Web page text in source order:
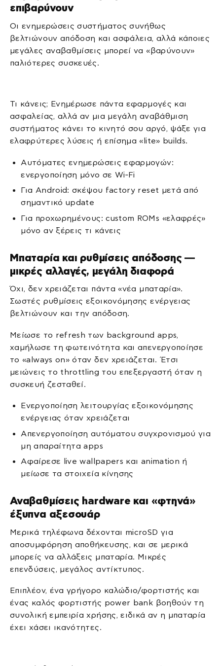
επιβαρύνουν
Οι ενημερώσεις συστήματος συνήθως
βελτιώνουν απόδοση και ασφάλεια, αλλά κάποιες
μεγάλες αναβαθμίσεις μπορεί να «βαρύνουν»
παλιότερες συσκευές.
Τι κάνεις; Ενημέρωσε πάντα εφαρμογές και
ασφαλείας, αλλά αν μια μεγάλη αναβάθμιση
συστήματος κάνει το κινητό σου αργό, ψάξε για
ελαφρύτερες λύσεις ή επίσημα «lite» builds.
Αυτόματες ενημερώσεις εφαρμογών:
ενεργοποίηση μόνο σε Wi‑Fi
Για Android: σκέψου factory reset μετά από
σημαντικό update
Για προχωρημένους: custom ROMs «ελαφρές»
μόνο αν ξέρεις τι κάνεις
Μπαταρία και ρυθμίσεις απόδοσης —
μικρές αλλαγές, μεγάλη διαφορά
Όχι, δεν χρειάζεται πάντα «νέα μπαταρία».
Σωστές ρυθμίσεις εξοικονόμησης ενέργειας
βελτιώνουν και την απόδοση.
Μείωσε το refresh των background apps,
χαμήλωσε τη φωτεινότητα και απενεργοποίησε
το «always on» όταν δεν χρειάζεται. Έτσι
μειώνεις το throttling του επεξεργαστή όταν η
συσκευή ζεσταθεί.
Ενεργοποίηση λειτουργίας εξοικονόμησης
ενέργειας όταν χρειάζεται
Απενεργοποίηση αυτόματου συγχρονισμού για
μη απαραίτητα apps
Αφαίρεσε live wallpapers και animation ή
μείωσε τα στοιχεία κίνησης
Αναβαθμίσεις hardware και «φτηνά»
έξυπνα αξεσουάρ
Μερικά τηλέφωνα δέχονται microSD για
αποσυμφόρηση αποθήκευσης, και σε μερικά
μπορείς να αλλάξεις μπαταρία. Μικρές
επενδύσεις, μεγάλος αντίκτυπος.
Επιπλέον, ένα γρήγορο καλώδιο/φορτιστής και
ένας καλός φορτιστής power bank βοηθούν τη
συνολική εμπειρία χρήσης, ειδικά αν η μπαταρία
έχει χάσει ικανότητες.